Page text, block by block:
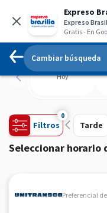
Expreso
Expreso
Gratis- En
Cambiar búsqueda
Hoy
Seleccionar horario
0
Filtros Tarde
Preferencial